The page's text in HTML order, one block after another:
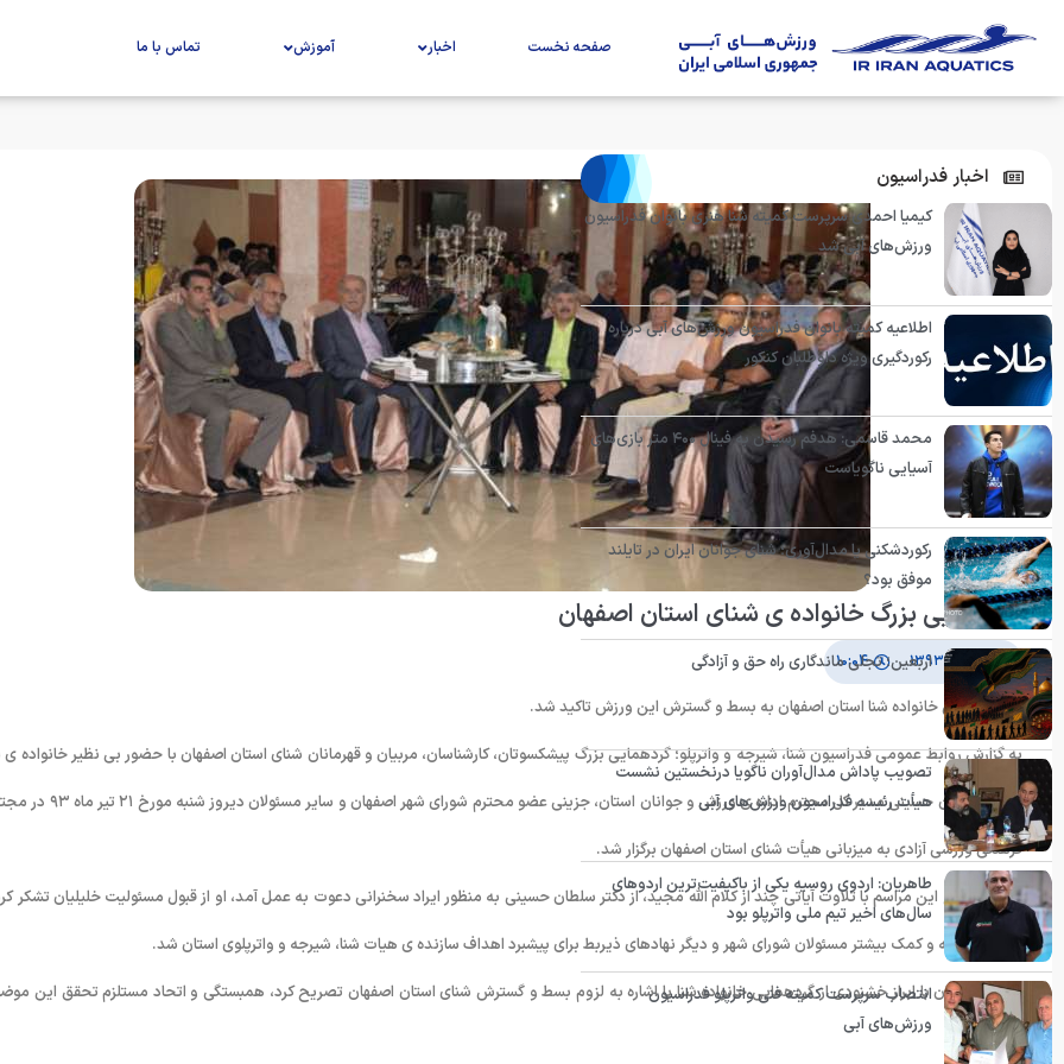
صفحه نخست اخبار آموزش تماس با ما
گردهمایی بزرگ خانواده ی شنای استان اصفهان
۲۳ تیر ۱۳۹۳ ۱۰:۰۴
در گردهمایی خانواده شنا استان اصفهان به بسط و گسترش این ورزش تاکید شد.
به گزارش روابط عمومی فدراسیون شنا، شیرجه و واترپلو؛ گردهمایی بزرگ پیشکسوتان، کارشناسان، مربیان و قهرمانان شنای استان اصفهان با حضور بی نظیر خانواده ی
و دکتر سلطان حسینی مدیر کل محترم اداره ی ورزش و جوانان استان، جزینی عضو محترم شورای شهر
فرهنگی ورزشی آزادی به میزبانی هیأت شنای استان اصفهان برگزار شد.
پس از شروع این مراسم با تلاوت آیاتی چند از کلام الله مجید، از دکتر سلطان حسینی به منظور ایراد سخنرانی دعوت به عمل آمد، او از قبول مسئولیت خلیلیان تشکر
خواستار توجه و کمک بیشتر مسئولان شورای شهر و دیگر نهادهای ذیربط برای پیشبرد اهداف سازنده ی هیات شنا، شیرجه و واترپلوی استان شد.
سپس خلیلیان با ابراز خشنودی از گردهمایی خانواده شنا با اشاره به لزوم بسط و گسترش شنای استان اصفهان تصریح کرد، همبستگی و اتحاد مستلزم تحقق این
می شود.
اخبار فدراسیون
کیمیا احمدی سرپرست کمیته شنا هنری بانوان فدراسیون
ورزش‌های آبی شد
اطلاعیه کمیته بانوان فدراسیون ورزش‌های آبی درباره
رکوردگیری ویژه داوطلبان کنکور
محمد قاسمی: هدفم رسیدن به فینال ۴۰۰ متر بازی‌های
آسیایی ناگویاست
رکوردشکنی یا مدال‌آوری؛ شنای جوانان ایران در تایلند
موفق بود؟
اربعین؛ تجلی ماندگاری راه حق و آزادگی
تصویب پاداش مدال‌آوران ناگویا درنخستین نشست
هیأت رئیسه فدراسیون ورزش‌های آبی
طاهریان: اردوی روسیه یکی از باکیفیت‌ترین اردوهای
سال‌های اخیر تیم ملی واترپلو بود
انتصاب سرپرست کمیته فنی واترپلو فدراسیون
ورزش‌های آبی